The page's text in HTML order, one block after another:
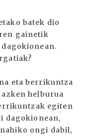
batek dio
gainetik
eta berrikuntza
helburua
egiten
dagokionean,
ongi dabil,